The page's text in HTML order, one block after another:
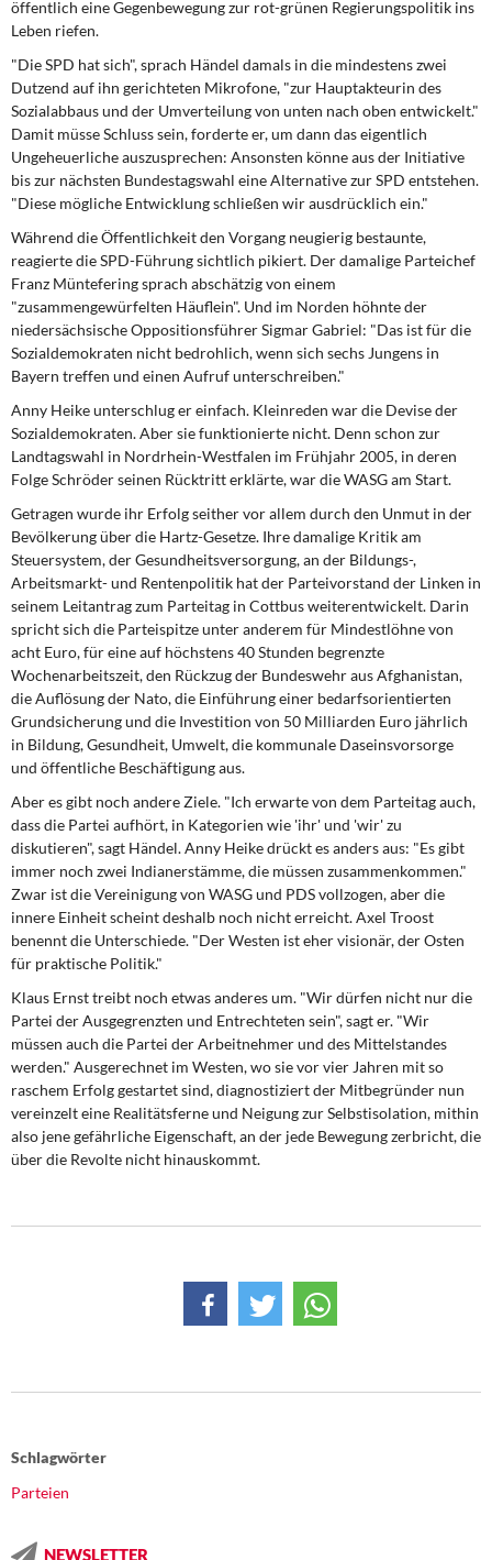
öffentlich eine Gegenbewegung zur rot-grünen Regierungspolitik ins
Leben riefen.
"Die SPD hat sich", sprach Händel damals in die mindestens zwei
Dutzend auf ihn gerichteten Mikrofone, "zur Hauptakteurin des
Sozialabbaus und der Umverteilung von unten nach oben entwickelt."
Damit müsse Schluss sein, forderte er, um dann das eigentlich
Ungeheuerliche auszusprechen: Ansonsten könne aus der Initiative
bis zur nächsten Bundestagswahl eine Alternative zur SPD entstehen.
"Diese mögliche Entwicklung schließen wir ausdrücklich ein."
Während die Öffentlichkeit den Vorgang neugierig bestaunte,
reagierte die SPD-Führung sichtlich pikiert. Der damalige Parteichef
Franz Müntefering sprach abschätzig von einem
"zusammengewürfelten Häuflein". Und im Norden höhnte der
niedersächsische Oppositionsführer Sigmar Gabriel: "Das ist für die
Sozialdemokraten nicht bedrohlich, wenn sich sechs Jungens in
Bayern treffen und einen Aufruf unterschreiben."
Anny Heike unterschlug er einfach. Kleinreden war die Devise der
Sozialdemokraten. Aber sie funktionierte nicht. Denn schon zur
Landtagswahl in Nordrhein-Westfalen im Frühjahr 2005, in deren
Folge Schröder seinen Rücktritt erklärte, war die WASG am Start.
Getragen wurde ihr Erfolg seither vor allem durch den Unmut in der
Bevölkerung über die Hartz-Gesetze. Ihre damalige Kritik am
Steuersystem, der Gesundheitsversorgung, an der Bildungs-,
Arbeitsmarkt- und Rentenpolitik hat der Parteivorstand der Linken in
seinem Leitantrag zum Parteitag in Cottbus weiterentwickelt. Darin
spricht sich die Parteispitze unter anderem für Mindestlöhne von
acht Euro, für eine auf höchstens 40 Stunden begrenzte
Wochenarbeitszeit, den Rückzug der Bundeswehr aus Afghanistan,
die Auflösung der Nato, die Einführung einer bedarfsorientierten
Grundsicherung und die Investition von 50 Milliarden Euro jährlich
in Bildung, Gesundheit, Umwelt, die kommunale Daseinsvorsorge
und öffentliche Beschäftigung aus.
Aber es gibt noch andere Ziele. "Ich erwarte von dem Parteitag auch,
dass die Partei aufhört, in Kategorien wie 'ihr' und 'wir' zu
diskutieren", sagt Händel. Anny Heike drückt es anders aus: "Es gibt
immer noch zwei Indianerstämme, die müssen zusammenkommen."
Zwar ist die Vereinigung von WASG und PDS vollzogen, aber die
innere Einheit scheint deshalb noch nicht erreicht. Axel Troost
benennt die Unterschiede. "Der Westen ist eher visionär, der Osten
für praktische Politik."
Klaus Ernst treibt noch etwas anderes um. "Wir dürfen nicht nur die
Partei der Ausgegrenzten und Entrechteten sein", sagt er. "Wir
müssen auch die Partei der Arbeitnehmer und des Mittelstandes
werden." Ausgerechnet im Westen, wo sie vor vier Jahren mit so
raschem Erfolg gestartet sind, diagnostiziert der Mitbegründer nun
vereinzelt eine Realitätsferne und Neigung zur Selbstisolation, mithin
also jene gefährliche Eigenschaft, an der jede Bewegung zerbricht, die
über die Revolte nicht hinauskommt.
Schlagwörter
Parteien
NEWSLETTER